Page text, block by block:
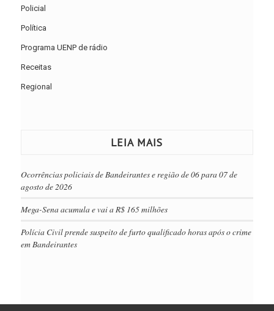
Policial
Política
Programa UENP de rádio
Receitas
Regional
LEIA MAIS
Ocorrências policiais de Bandeirantes e região de 06 para 07 de
agosto de 2026
Mega-Sena acumula e vai a R$ 165 milhões
Polícia Civil prende suspeito de furto qualificado horas após o crime
em Bandeirantes